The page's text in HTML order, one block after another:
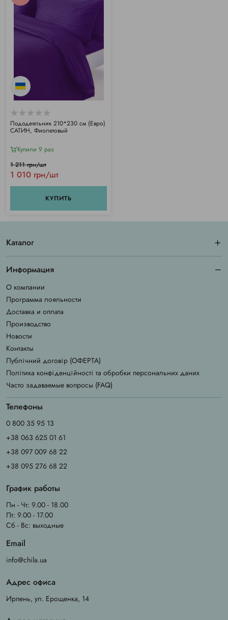
Пододеяльник 210*230 см (Евро)
САТИН, Фиолетовый
Купили 9 раз
1 010 грн/шт
1 211 грн/шт
КУПИТЬ
Каталог
Информация
О компании
Программа лояльности
Доставка и оплата
Производство
Новости
Контакты
Публічний договір (ОФЕРТА)
Політика конфіденційності та обробки персональних даних
Часто задаваемые вопросы (FAQ)
Телефоны
0 800 35 95 13
+38 063 625 01 61
+38 097 009 68 22
+38 095 276 68 22
График работы
Пн - Чт: 9.00 - 18.00
Пт: 9.00 - 17.00
Сб - Вс: выходные
Email
info@chila.ua
Адрес офиса
Ирпень, ул. Ерощенка, 14